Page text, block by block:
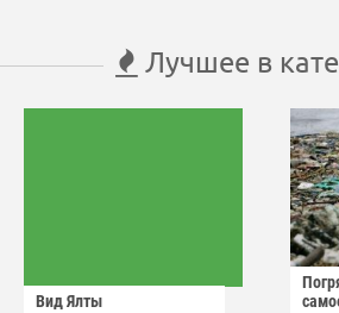
Лучшее в
Вид Ялты